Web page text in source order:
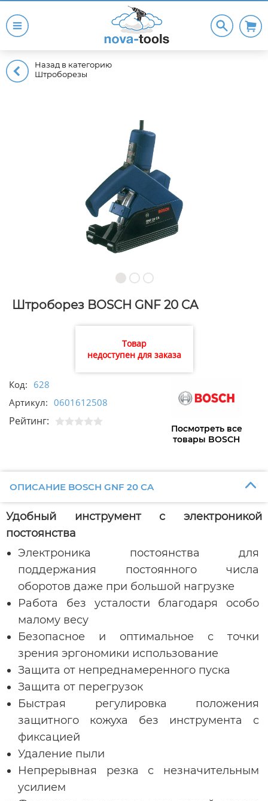
Назад в категорию
Штроборезы
Штроборез BOSCH GNF 20 CA
Товар
недоступен для заказа
Код: 628
Артикул: 0601612508
Рейтинг:
Посмотреть все
товары BOSCH
ОПИСАНИЕ BOSCH GNF 20 CA
Удобный инструмент с электроникой
постоянства
Электроника постоянства для
поддержания постоянного числа
оборотов даже при большой нагрузке
Работа без усталости благодаря особо
малому весу
Безопасное и оптимальное с точки
зрения эргономики использование
Защита от непреднамеренного пуска
Защита от перегрузок
Быстрая регулировка положения
защитного кожуха без инструмента с
фиксацией
Удаление пыли
Непрерывная резка с незначительным
усилием